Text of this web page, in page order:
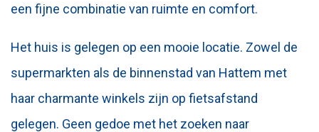
een fijne combinatie van ruimte en comfort.
Het huis is gelegen op een mooie locatie. Zowel de
supermarkten als de binnenstad van Hattem met
haar charmante winkels zijn op fietsafstand
gelegen. Geen gedoe met het zoeken naar